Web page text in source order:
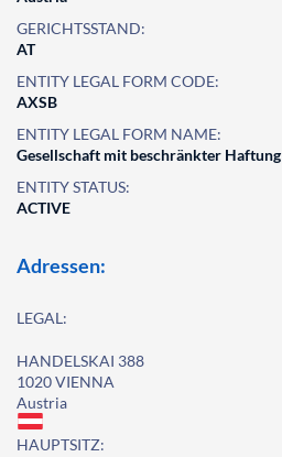
GERICHTSSTAND:
AT
ENTITY LEGAL FORM CODE:
AXSB
ENTITY LEGAL FORM NAME:
Gesellschaft mit beschränkter Haftung
ENTITY STATUS:
ACTIVE
Adressen:
LEGAL:
HANDELSKAI 388
1020 VIENNA
Austria
HAUPTSITZ: